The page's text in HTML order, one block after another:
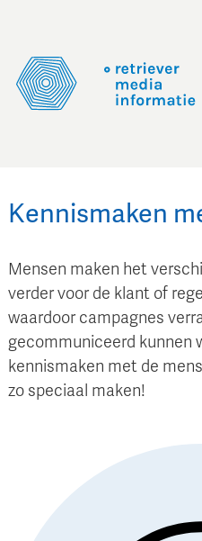
Kennismaken
Mensen maken het
verder voor de klant of
waardoor campagnes
gecommuniceerd kunnen
kennismaken met de
zo speciaal maken!